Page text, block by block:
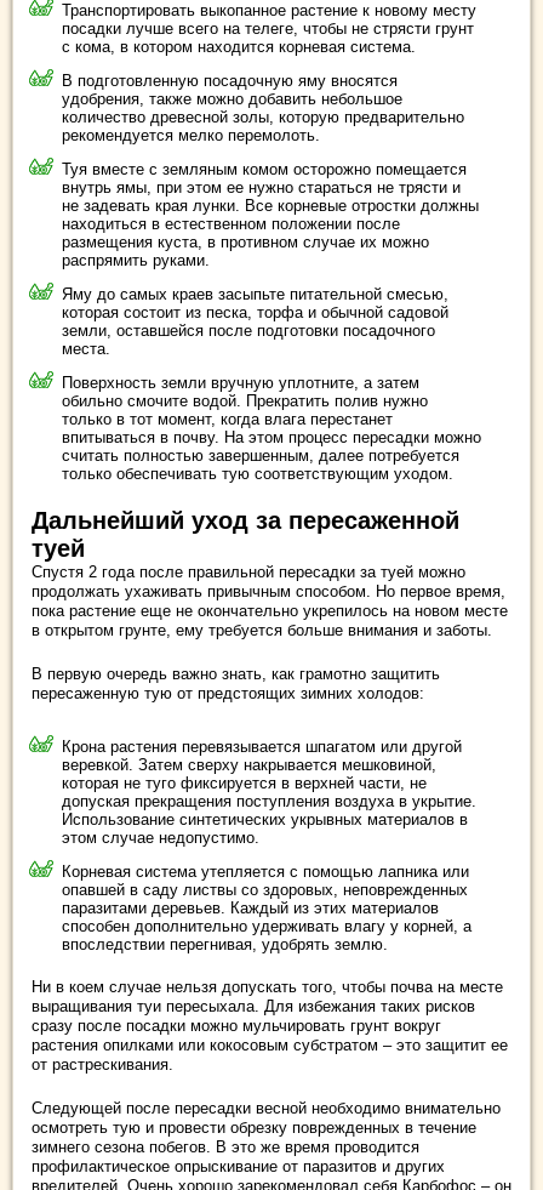
Транспортировать выкопанное растение к новому месту
посадки лучше всего на телеге, чтобы не стрясти грунт
с кома, в котором находится корневая система.
В подготовленную посадочную яму вносятся
удобрения, также можно добавить небольшое
количество древесной золы, которую предварительно
рекомендуется мелко перемолоть.
Туя вместе с земляным комом осторожно помещается
внутрь ямы, при этом ее нужно стараться не трясти и
не задевать края лунки. Все корневые отростки должны
находиться в естественном положении после
размещения куста, в противном случае их можно
распрямить руками.
Яму до самых краев засыпьте питательной смесью,
которая состоит из песка, торфа и обычной садовой
земли, оставшейся после подготовки посадочного
места.
Поверхность земли вручную уплотните, а затем
обильно смочите водой. Прекратить полив нужно
только в тот момент, когда влага перестанет
впитываться в почву. На этом процесс пересадки можно
считать полностью завершенным, далее потребуется
только обеспечивать тую соответствующим уходом.
Дальнейший уход за пересаженной
туей
Спустя 2 года после правильной пересадки за туей можно
продолжать ухаживать привычным способом. Но первое время,
пока растение еще не окончательно укрепилось на новом месте
в открытом грунте, ему требуется больше внимания и заботы.
В первую очередь важно знать, как грамотно защитить
пересаженную тую от предстоящих зимних холодов:
Крона растения перевязывается шпагатом или другой
веревкой. Затем сверху накрывается мешковиной,
которая не туго фиксируется в верхней части, не
допуская прекращения поступления воздуха в укрытие.
Использование синтетических укрывных материалов в
этом случае недопустимо.
Корневая система утепляется с помощью лапника или
опавшей в саду листвы со здоровых, неповрежденных
паразитами деревьев. Каждый из этих материалов
способен дополнительно удерживать влагу у корней, а
впоследствии перегнивая, удобрять землю.
Ни в коем случае нельзя допускать того, чтобы почва на месте
выращивания туи пересыхала. Для избежания таких рисков
сразу после посадки можно мульчировать грунт вокруг
растения опилками или кокосовым субстратом – это защитит ее
от растрескивания.
Следующей после пересадки весной необходимо внимательно
осмотреть тую и провести обрезку поврежденных в течение
зимнего сезона побегов. В это же время проводится
профилактическое опрыскивание от паразитов и других
вредителей. Очень хорошо зарекомендовал себя Карбофос – он